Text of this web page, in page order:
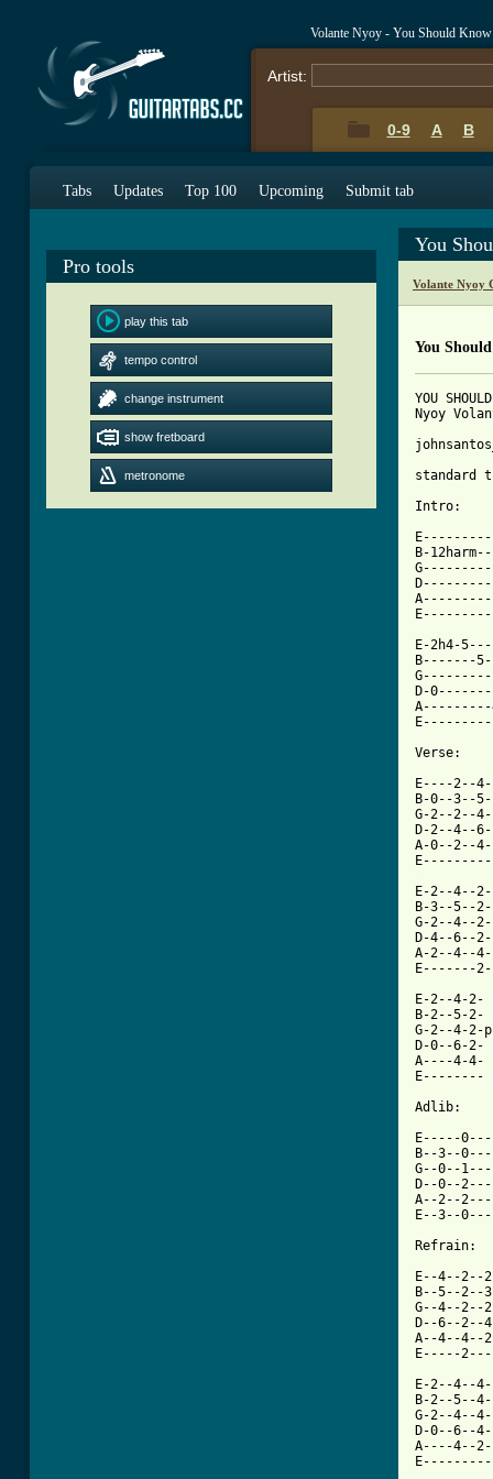
Volante Nyoy - You Should
Artist:
0-9 A B
Tabs Updates Top 100 Upcoming Submit tab
Pro tools
play this tab
tempo control
change instrument
show fretboard
metronome
You
Volante Nyoy
You
YOU
Nyoy
standard
Intro:
B-
E-2h4-
B-------
D-
Verse:
E----2--
B-0--3--
G-2--2--
D-2--4--
A-0--2--
E-2--4--
B-3--5--
G-2--4--
D-4--6--
A-2--4--
E-------
E-2--4-2-	-2--0-0--
B-2--5-2-	-3--0-0--
G-2--4-2-
D-0--6-2-	-4--2-2--
A----4-4-	-2--2-2--
E--------	----0-0--
Adlib:
E-----
B--3--
G--0--
D--0--
A--2--
E--3--
Refrain:
E--4--
B--5--
G--4--
D--6--
A--4--
E-----
E-2--4--
B-2--5--
G-2--4--
D-0--6--
A----4--